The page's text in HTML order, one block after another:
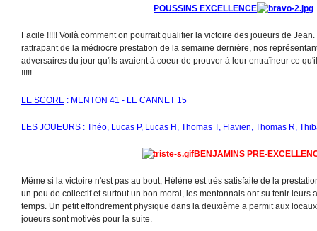
POUSSINS EXCELLENCE
Facile !!!!! Voilà comment on pourrait qualifier la victoire des joueurs de
rattrapant de la médiocre prestation de la semaine dernière, nos
adversaires du jour qu'ils avaient à coeur de prouver à leur entraîneur ce
!!!!!
LE SCORE : MENTON 41 - LE CANNET 15
LES JOUEURS : Théo, Lucas P, Lucas H, Thomas T, Flavien, Thomas R,
BENJAMINS PRE-
Même si la victoire n'est pas au bout, Hélène est très satisfaite de la
un peu de collectif et surtout un bon moral, les mentonnais ont su tenir leurs
temps. Un petit effondrement physique dans la deuxième a permit aux
joueurs sont motivés pour la suite.